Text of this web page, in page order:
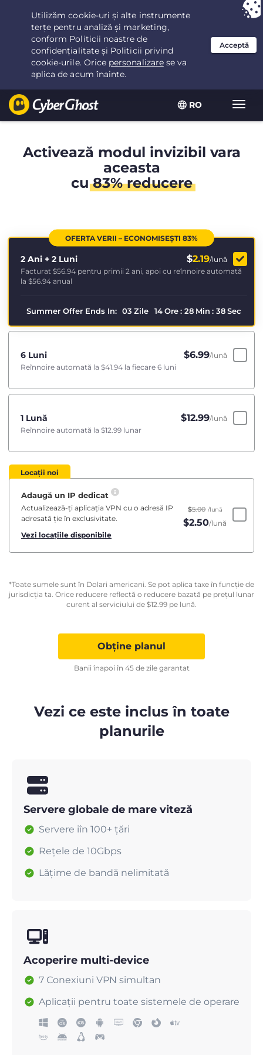
RO
Ai ales:Cea mai bună ofertăpentru 2.1666666666667ani la $
Activează modul invizibil vara
aceasta
cu83% reducere
OFERTA VERII – ECONOMISEȘTI 83%
2 Ani + 2 Luni $2.19/lună
Facturat $56.94 pentru primii 2 ani, apoi cu reînnoire automată
la $56.94 anual
Summer Offer Ends In: 03 Zile 14Ore: 28 Min : 38Sec
6 Luni $6.99/lună
Reînnoire automată la $41.94 la fiecare 6 luni
1 Lună $12.99/lună
Reînnoire automată la $12.99 lunar
Locații noi
Adaugă un IP dedicat
Actualizează-ți aplicația VPN cu o adresă IP
adresată ție în exclusivitate.
Vezi locațiile disponibile
$5.00 /lună
$2.50/lună
*Toate sumele sunt în Dolari americani. Se pot aplica taxe în funcție de
jurisdicția ta. Orice reducere reflectă o reducere bazată pe prețul lunar
curent al serviciului de $12.99 pe lună.
Obține planul
Banii înapoi în 45 de zile garantat
Vezi ce este inclus în toate
planurile
Servere globale de mare viteză
Servere iîn 100+ țări
Rețele de 10Gbps
Lățime de bandă nelimitată
Acoperire multi-device
7 Conexiuni VPN simultan
Aplicații pentru toate sistemele de operare